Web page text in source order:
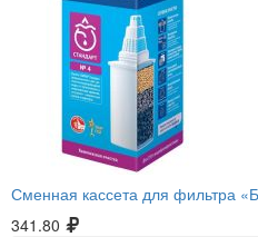
Сменная кассета для фильтра
341.80